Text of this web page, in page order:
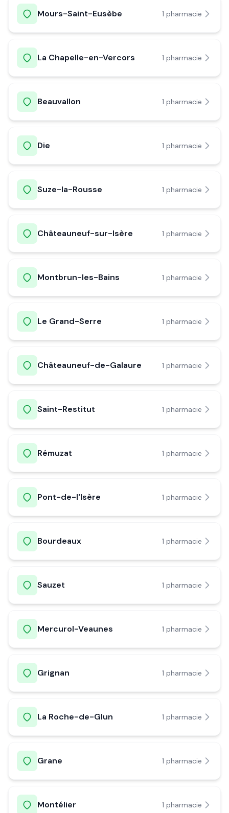
Mours-Saint-Eusèbe 1 pharmacie
La Chapelle-en-Vercors 1 pharmacie
Beauvallon 1 pharmacie
Die 1 pharmacie
Suze-la-Rousse 1 pharmacie
Châteauneuf-sur-Isère 1 pharmacie
Montbrun-les-Bains 1 pharmacie
Le Grand-Serre 1 pharmacie
Châteauneuf-de-Galaure 1 pharmacie
Saint-Restitut 1 pharmacie
Rémuzat 1 pharmacie
Pont-de-l'Isère 1 pharmacie
Bourdeaux 1 pharmacie
Sauzet 1 pharmacie
Mercurol-Veaunes 1 pharmacie
Grignan 1 pharmacie
La Roche-de-Glun 1 pharmacie
Grane 1 pharmacie
Montélier 1 pharmacie